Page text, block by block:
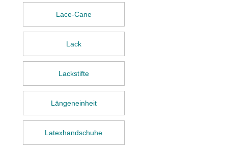
Lace-Cane
Lack
Lackstifte
Längeneinheit
Latexhandschuhe